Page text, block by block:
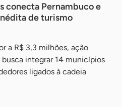
conecta Pernambuco e
de turismo
a R$ 3,3 milhões, ação
integrar 14 municípios
ligados à cadeia